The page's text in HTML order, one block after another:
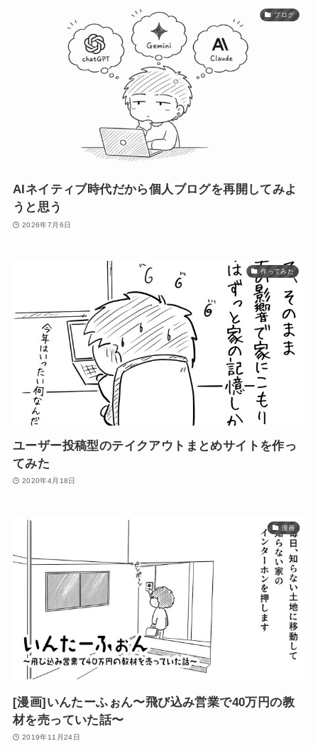
ブログ
AIネイティブ時代だから個人ブログを再開してみよ
うと思う
2026年7月6日
作ってみた
ユーザー投稿型のテイクアウトまとめサイトを作っ
てみた
2020年4月18日
漫画
[漫画]いんたーふぉん〜飛び込み営業で40万円の教
材を売っていた話〜
2019年11月24日